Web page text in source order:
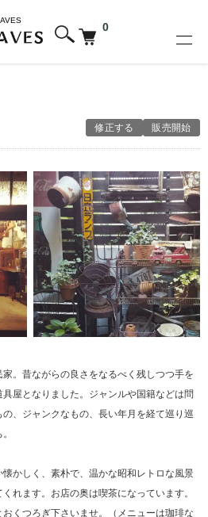
0
修正する 販売開始
。昔ながらの良さをなるべく残しつつ手を
屋となりました。ジャンルや国籍などは問
、ジャンクなもの、長い年月を経て巡り巡
かしく、素朴で、温かな昭和レトロな風景
れます。お店の奥は喫茶になっています。
くつろぎ下さいませ。（メニューは珈琲な